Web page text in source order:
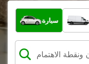
ما نوع المركبة؟
سيارة